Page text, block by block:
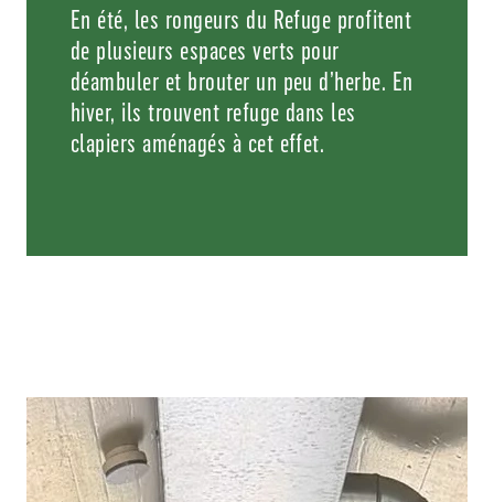
En été, les rongeurs du Refuge profitent
de plusieurs espaces verts pour
déambuler et brouter un peu d’herbe. En
hiver, ils trouvent refuge dans les
clapiers aménagés à cet effet.